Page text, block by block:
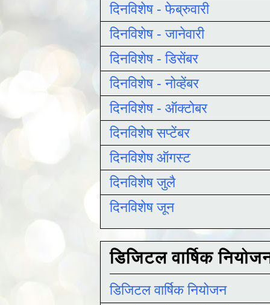
दिनविशेष - फेब्रुवारी
दिनविशेष - जानेवारी
दिनविशेष - डिसेंबर
दिनविशेष - नोव्हेंबर
दिनविशेष - ऑक्टोबर
दिनविशेष सप्टेंबर
दिनविशेष ऑगस्ट
दिनविशेष जुलै
दिनविशेष जून
डिजिटल वार्षिक
डिजिटल वार्षिक नियोजन